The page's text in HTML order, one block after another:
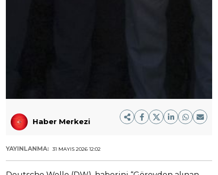
Haber Merkezi
YAYINLANMA: 31 MAYIS 2026 12:02